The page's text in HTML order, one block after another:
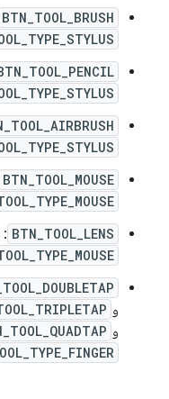
BTN_TOOL_BRUSH
BTN_TOOL_MOUSE
BTN_TOOL_LENS
:
و
و